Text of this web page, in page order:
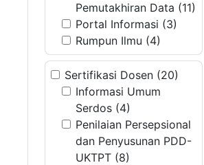
Pemutakhiran Data (11)
Portal Informasi (3)
Rumpun Ilmu (4)
Sertifikasi Dosen (20)
Informasi Umum
Serdos (4)
Penilaian Persepsional
dan Penyusunan PDD-
UKTPT (8)